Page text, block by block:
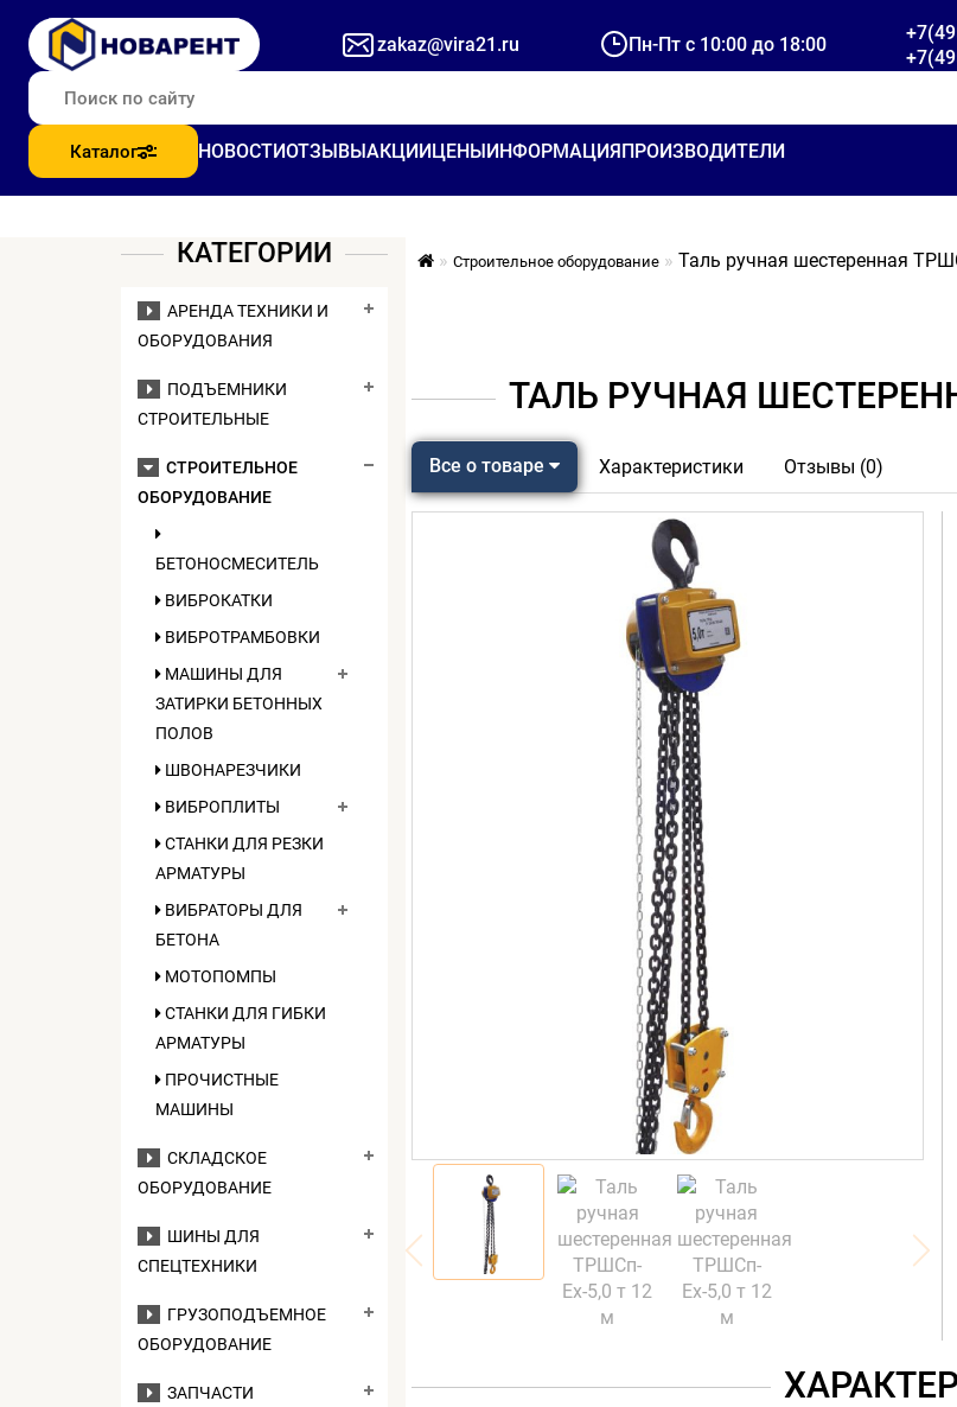
zakaz@vira21.ru Пн-Пт с 10:00 до 18:00
Каталог НОВОСТИОТЗЫВЫАКЦИИЦЕНЫИНФОРМАЦИЯПРОИЗВОДИТЕЛИ
КАТЕГОРИИ
АРЕНДА ТЕХНИКИ И
ОБОРУДОВАНИЯ
ПОДЪЕМНИКИ
СТРОИТЕЛЬНЫЕ
СТРОИТЕЛЬНОЕ
ОБОРУДОВАНИЕ
БЕТОНОСМЕСИТЕЛЬ
ВИБРОКАТКИ
ВИБРОТРАМБОВКИ
МАШИНЫ ДЛЯ
ЗАТИРКИ БЕТОННЫХ
ПОЛОВ
ШВОНАРЕЗЧИКИ
ВИБРОПЛИТЫ
СТАНКИ ДЛЯ РЕЗКИ
АРМАТУРЫ
ВИБРАТОРЫ ДЛЯ
БЕТОНА
МОТОПОМПЫ
СТАНКИ ДЛЯ ГИБКИ
АРМАТУРЫ
ПРОЧИСТНЫЕ
МАШИНЫ
СКЛАДСКОЕ
ОБОРУДОВАНИЕ
ШИНЫ ДЛЯ
СПЕЦТЕХНИКИ
ГРУЗОПОДЪЕМНОЕ
ОБОРУДОВАНИЕ
ЗАПЧАСТИ
Строительное оборудование Таль ручная шестеренная
ТАЛЬ РУЧНАЯ
Все о товаре Характеристики Отзывы (0)